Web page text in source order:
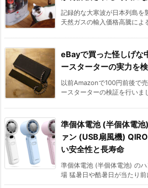
記録的な大寒波が日本列島を
天然ガスの輸入価格高騰によ
eBayで買った怪しげな
ースターターの実力を
以前Amazonで100円前後で
ースターターの検証を行いま
準個体電池 (半個体電
ァン (USB扇風機)
い安全性と長寿命
準個体電池 (半個体電池) の
場 猛暑日や酷暑日が当たり